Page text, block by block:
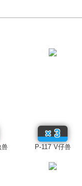
兽 P-117 V仔兽
×3